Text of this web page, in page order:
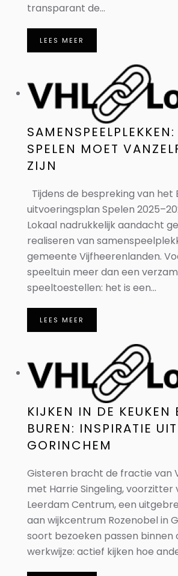
transparant de...
LEES MEER
SPELEN MOET
ZIJN
Tijdens de bespreking van het
uitvoeringsplan Spelen
Lokaal nadrukkelijk aandacht
realiseren van
gemeente Vijfheerenlanden.
speeltuin meer dan een
speeltoestellen: het is een...
LEES MEER
KIJKEN IN DE KEUKEN
BUREN: INSPIRATIE UIT
GORINCHEM
Gisteren bracht de fractie van
met Harrie Singeling, voorzitter
Leerdam Centrum, een
aan wijkcentrum Rozenobel in
soort bezoeken passen binnen
werkwijze: actief kijken hoe